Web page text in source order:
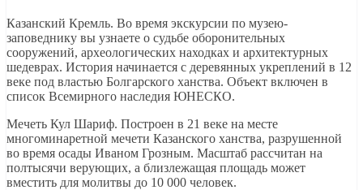
Казанский Кремль. Во время экскурсии по музею-
заповеднику вы узнаете о судьбе оборонительных
сооружений, археологических находках и архитектурных
шедеврах. История начинается с деревянных укреплений в 12
веке под властью Болгарского ханства. Объект включен в
список Всемирного наследия ЮНЕСКО.
Мечеть Кул Шариф. Построен в 21 веке на месте
многоминаретной мечети Казанского ханства, разрушенной
во время осады Иваном Грозным. Масштаб рассчитан на
полтысячи верующих, а близлежащая площадь может
вместить для молитвы до 10 000 человек.